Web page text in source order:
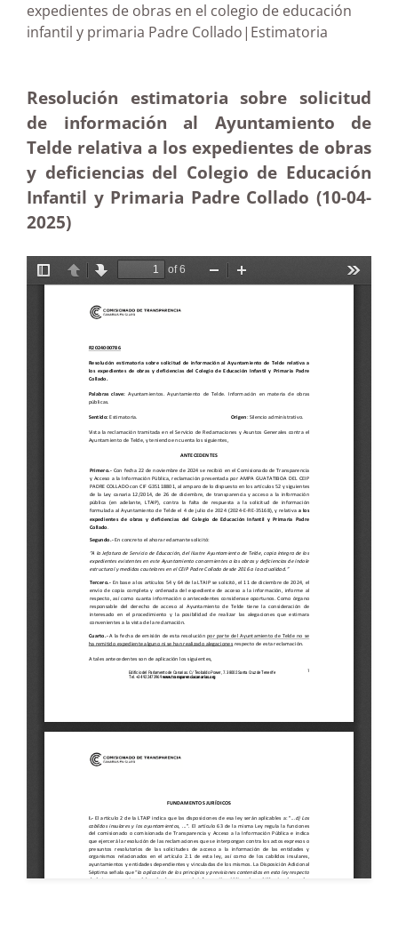
expedientes de obras en el colegio de educación
infantil y primaria Padre Collado|Estimatoria
Resolución estimatoria sobre solicitud
de información al Ayuntamiento de
Telde relativa a los expedientes de obras
y deficiencias del Colegio de Educación
Infantil y Primaria Padre Collado (10-04-
2025)